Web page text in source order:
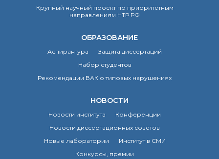
диссертационных
Конкурсы, премии
Конкурсы вакантных
должностей
Преподавательский
Достижения
Крупный научный проект по приоритетным
направлениям НТР РФ
ОБРАЗОВАНИЕ
Аспирантура
Защита диссертаций
Набор студентов
Рекомендации ВАК о типовых нарушениях
НОВОСТИ
Новости института
Конференции
Новости диссертационных советов
Новые лаборатории
Институт в СМИ
Конкурсы, премии